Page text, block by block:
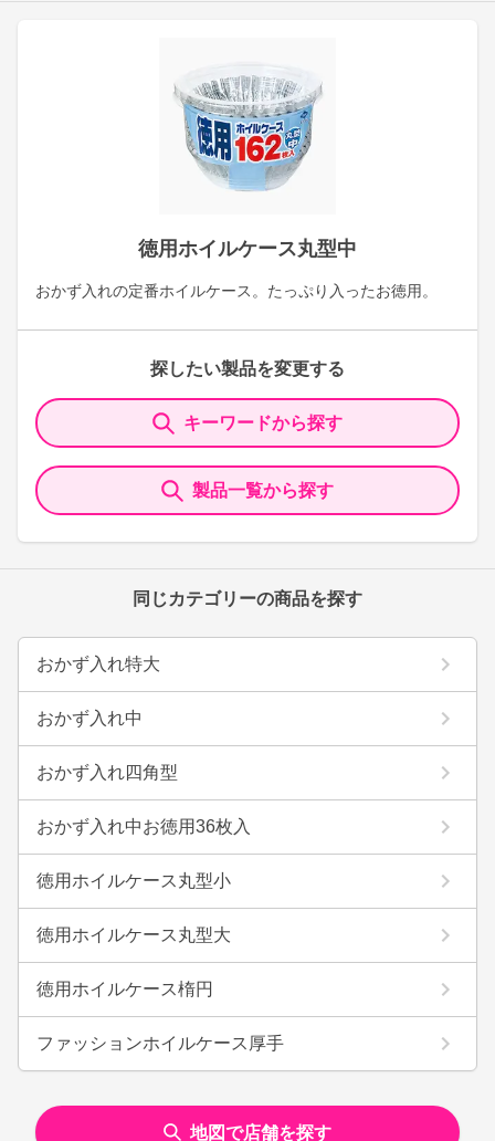
徳用ホイルケース丸型中
おかず入れの定番ホイルケース。たっぷり入ったお徳用。
探したい製品を変更する
キーワードから探す
製品一覧から探す
同じカテゴリーの商品を探す
おかず入れ特大
おかず入れ中
おかず入れ四角型
おかず入れ中お徳用36枚入
徳用ホイルケース丸型小
徳用ホイルケース丸型大
徳用ホイルケース楕円
ファッションホイルケース厚手
地図で店舗を探す